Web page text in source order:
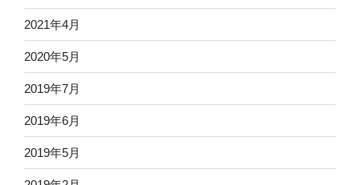
2021年4月
2020年5月
2019年7月
2019年6月
2019年5月